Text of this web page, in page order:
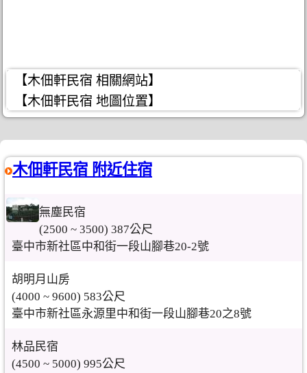
【木佃軒民宿 相關網站】
【木佃軒民宿 地圖位置】
木佃軒民宿 附近住宿
無塵民宿
(2500 ~ 3500) 387公尺
臺中市新社區中和街一段山腳巷20-2號
胡明月山房
(4000 ~ 9600) 583公尺
臺中市新社區永源里中和街一段山腳巷20之8號
林品民宿
(4500 ~ 5000) 995公尺